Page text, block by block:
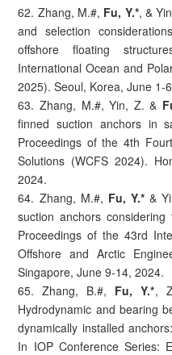
62. Zhang, M.#, Fu, Y.*, &
and selection
offshore floating
International Ocean and
2025). Seoul, Korea, June 1-
63. Zhang, M.#, Yin, Z. &
finned suction anchors in
Proceedings of the 4th
Solutions (WCFS 2024).
2024.
64. Zhang, M.#, Fu, Y.*&
suction anchors
Proceedings of the 43rd
Offshore and Arctic
Singapore, June 9-14, 2024.
65. Zhang, B.#, Fu, Y.*,
Hydrodynamic and bearing
dynamically installed
In IOP Conference Series: